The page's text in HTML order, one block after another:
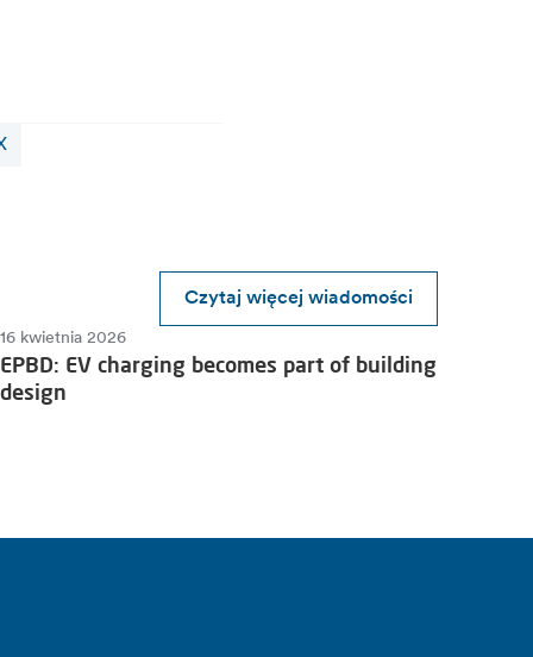
Czytaj więcej wiadomości
16 kwietnia 2026
EPBD: EV charging becomes part of building
design